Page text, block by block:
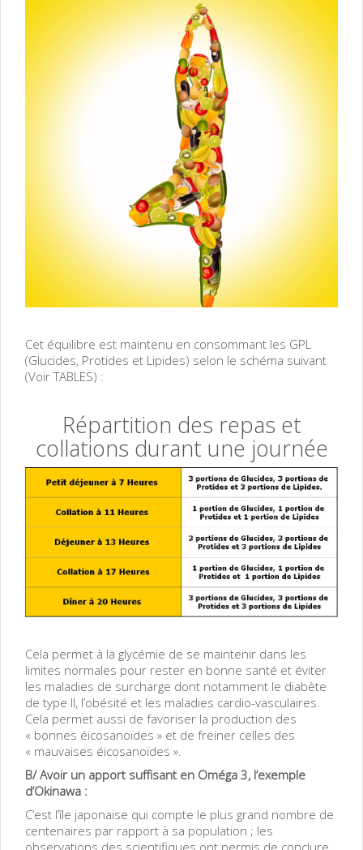
Cet équilibre est maintenu en consommant les GPL
(Glucides, Protides et Lipides) selon le schéma suivant
(Voir TABLES) :
Répartition des repas et
collations durant une journée
Cela permet à la glycémie de se maintenir dans les
limites normales pour rester en bonne santé et éviter
les maladies de surcharge dont notamment le diabète
de type II, l’obésité et les maladies cardio-vasculaires.
Cela permet aussi de favoriser la production des
« bonnes éicosanoïdes » et de freiner celles des
« mauvaises éicosanoïdes ».
B/ Avoir un apport suffisant en Oméga 3, l’exemple
d’Okinawa :
C’est l’île japonaise qui compte le plus grand nombre de
centenaires par rapport à sa population ; les